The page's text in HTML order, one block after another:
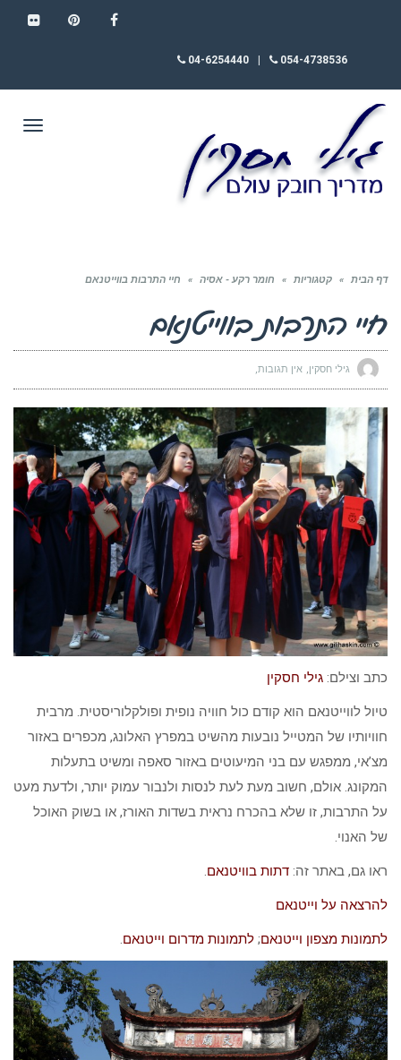
054-4738536
04-6254440
דף הבית » קטגוריות » חומר רקע - אסיה » חיי התרבות בווייטנאם
חיי התרבות בווייטנאם
גילי חסקין אין תגובות
כתב וצילם: גילי חסקין
טיול לווייטנאם הוא קודם כול חוויה נופית ופולקלוריסטית. מרבית
חוויותיו של המטייל נובעות מהשיט במפרץ האלונג, מכפרים באזור
מצ’אי, ממפגש עם בני המיעוטים באזור סאפה ומשיט בתעלות
המקונג. אולם, חשוב מעת לעת לנסות ולנבור עמוק יותר, ולדעת מעט
על התרבות, זו שלא בהכרח נראית בשדות האורז, או בשוק האוכל
של האנוי.
ראו גם, באתר זה: דתות בוויטנאם.
להרצאה על וייטנאם
לתמונות מצפון וייטנאם; לתמונות מדרום וייטנאם.